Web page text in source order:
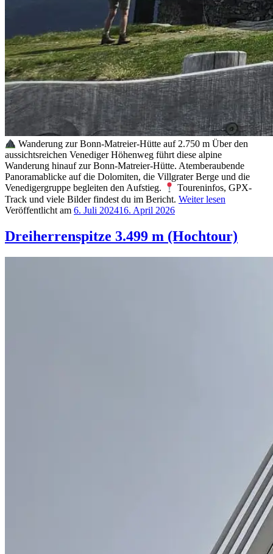
Wanderung zur Bonn-Matreier-Hütte auf 2.750 m Über den
aussichtsreichen Venediger Höhenweg führt diese alpine
Wanderung hinauf zur Bonn-Matreier-Hütte. Atemberaubende
Panoramablicke auf die Dolomiten, die Villgrater Berge und die
Venedigergruppe begleiten den Aufstieg.
Toureninfos, GPX-
Track und viele Bilder findest du im Bericht. Weiter lesen
Veröffentlicht am 6. Juli 202416. April 2026
Dreiherrenspitze 3.499 m (Hochtour)